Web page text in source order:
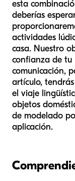
esta
deberías
actividades
casa. Nuestro
confianza de
comunicación,
artículo,
el viaje
objetos
de modelado
aplicación.